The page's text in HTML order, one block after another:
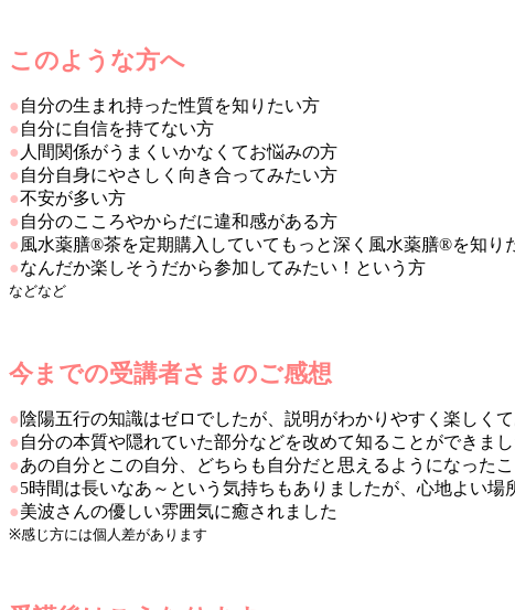
このような方へ
● 自分の生まれ持った性質を知りたい方
● 自分に自信を持てない方
● 人間関係がうまくいかなくてお悩みの方
● 自分自身にやさしく向き合ってみたい方
●不安が多い方
● 自分のこころやからだに違和感がある方
● 風水薬膳®茶を定期購入していてもっと深く風水薬膳®を知り
●なんだか楽しそうだから参加してみたい！という方
などなど
今までの受講者さまのご感想
● 陰陽五行の知識はゼロでしたが、説明がわかりやすく楽しく
● 自分の本質や隠れていた部分などを改めて知ることができまし
●あの自分とこの自分、どちらも自分だと思えるようになった
●5時間は長いなあ～という気持ちもありましたが、心地よい
●美波さんの優しい雰囲気に癒されました
※感じ方には個人差があります